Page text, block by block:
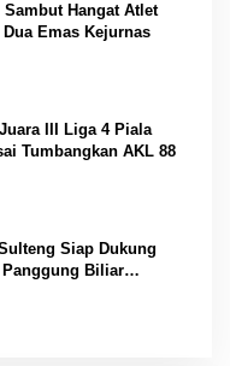
Hangat Atlet
Emas Kejurnas
III Liga 4 Piala
Tumbangkan AKL 88
Siap Dukung
Biliar